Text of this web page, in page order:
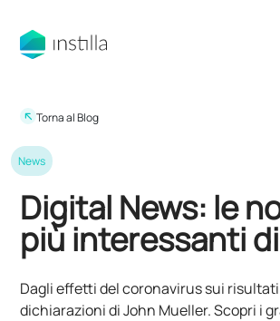
Torna al Blog
News
Digital News: le
più interessanti
Dagli effetti del coronavirus sui
dichiarazioni di John Mueller. Scopri i